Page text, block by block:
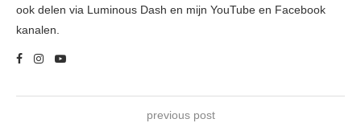
ook delen via Luminous Dash en mijn YouTube en Facebook
kanalen.
previous post